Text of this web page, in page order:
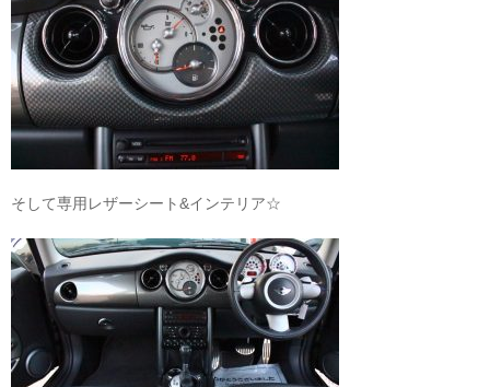
そして専用レザーシート&インテリア☆